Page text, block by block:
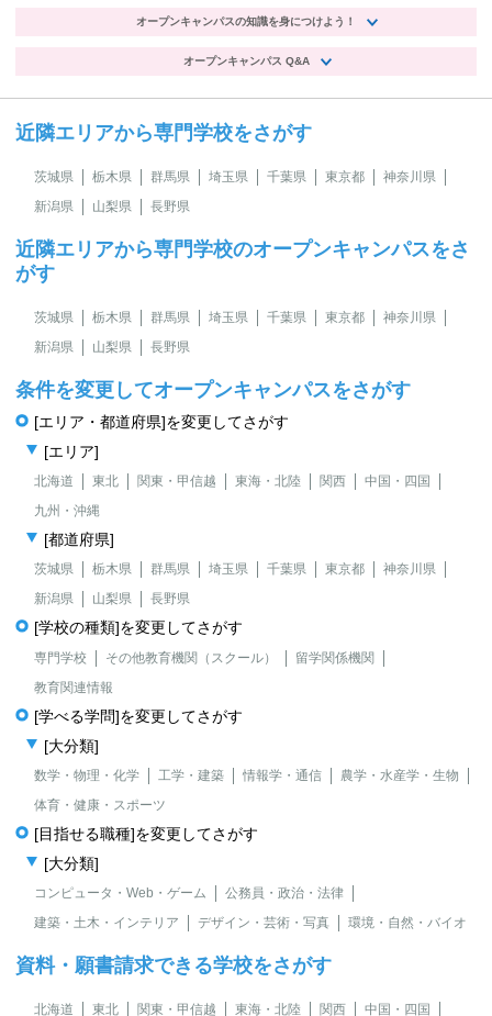
オープンキャンパスの知識を身につけよう！
オープンキャンパス Q&A
近隣エリアから専門学校をさがす
茨城県 栃木県 群馬県 埼玉県 千葉県 東京都
神奈川県
新潟県
山梨県 長野県
近隣エリアから専門学校のオープンキャンパスをさ
がす
茨城県 栃木県 群馬県 埼玉県 千葉県 東京都
神奈川県
新潟県
山梨県 長野県
条件を変更してオープンキャンパスをさがす
[エリア・都道府県]を変更してさがす
[エリア]
北海道 東北 関東・甲信越 東海・北陸 関西
中国・四国
九州・沖縄
[都道府県]
茨城県 栃木県 群馬県 埼玉県 千葉県 東京都
神奈川県
新潟県
山梨県 長野県
[学校の種類]を変更してさがす
専門学校 その他教育機関（スクール）
留学関係機関
教育関連情報
[学べる学問]を変更してさがす
[大分類]
数学・物理・化学 工学・建築 情報学・通信
農学・水産学・生物
体育・健康・スポーツ
[目指せる職種]を変更してさがす
[大分類]
コンピュータ・Web・ゲーム
公務員・政治・法律
建築・土木・インテリア
デザイン・芸術・写真 環境・自然・バイオ
資料・願書請求できる学校をさがす
北海道 東北 関東・甲信越 東海・北陸 関西 中国・四国